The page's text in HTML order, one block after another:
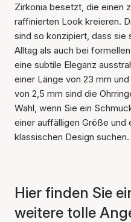
Der Artikel
Warenkorb
Zirkonia besetzt, die einen
raffinierten Look kreieren.
sind so konzipiert, dass sie
Alltag als auch bei
eine subtile Eleganz
einer Länge von 23 mm
von 2,5 mm sind die
Wahl, wenn Sie ein
einer auffälligen Größe und
klassischen Design suchen.
Hier finden Sie
weitere tolle